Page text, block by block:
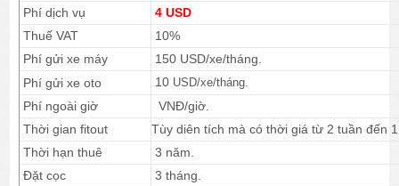
Phí dịch vụ
4 USD
Thuế VAT
10%
Phí gửi xe máy
150 USD/xe/tháng.
Phí gửi xe oto
10 USD/xe/tháng.
Phí ngoài giờ
VNĐ/giờ.
Thời gian fitout
Tùy diên tích mà có thời giá từ 2 tuần đến
Thời hạn thuê
3 năm.
Đặt cọc
3 tháng.